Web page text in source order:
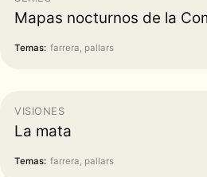
Mapas nocturnos de la
Temas: farrera, pallars
VISIONES
La mata
Temas: farrera, pallars